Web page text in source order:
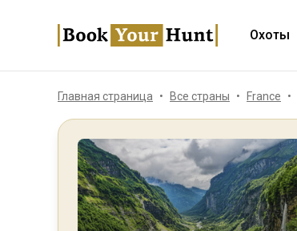
Охоты
Главная страница Все страны France